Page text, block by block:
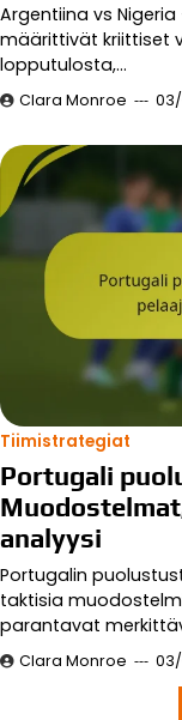
Argentiina vs
määrittivät kriittiset
lopputulosta,…
Clara Monroe
Tiimistrategiat
Portugali
analyysi
Portugalin
taktisia
parantavat
Clara Monroe